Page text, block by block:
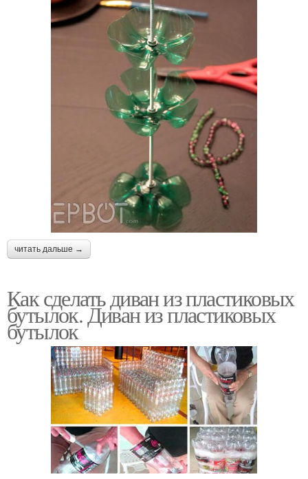
читать дальше →
Как сделать диван из пластиковых
бутылок. Диван из пластиковых
бутылок